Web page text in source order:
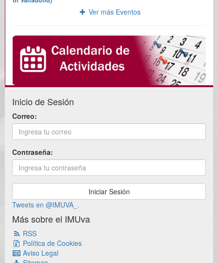
Ver más Eventos
Inicio de Sesión
Correo:
Contraseña:
Tweets en @IMUVA_.
Más sobre el IMUva
RSS
Política de Cookies
Aviso Legal